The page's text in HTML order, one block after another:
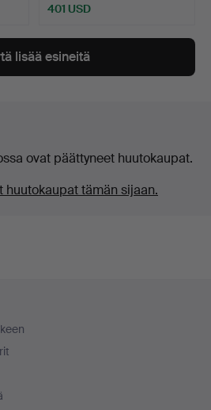
401 USD
lisää esineitä
ovat päättyneet huutokaupat.
huutokaupat tämän sijaan.